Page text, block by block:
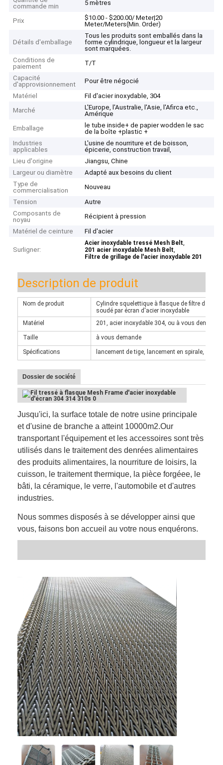
Aperçu
Produits
A propos de nous
commande min
5 mètres
Prix
$10.00 - $200.00/ Meter|20
Meter/Meters(Min. Order)
Détails d'emballage
Tous les produits sont emballés dans la
forme cylindrique, longueur et la largeur
sont marquées.
Conditions de
paiement
T/T
Capacité
d'approvisionnement
Pour être négocié
Matériel
Fil d'acier inoxydable, 304
Marché
L'Europe, l'Australie, l'Asie, l'Afirca etc.,
Amérique
Emballage
le tube inside+ de papier wodden le sac
de la boîte +plastic +
Industries
applicables
L'usine de nourriture et de boisson,
épicerie, construction travail,
Lieu d'origine
Jiangsu, Chine
Largeur ou diamètre
Adapté aux besoins du client
Type de
commercialisation
Nouveau
Tension
Autre
Composants de
noyau
Récipient à pression
Matériel de ceinture
Fil d'acier
Surligner:
Acier inoxydable tressé Mesh Belt,
201 acier inoxydable Mesh Belt,
Filtre de grillage de l'acier inoxydable 201
Description de produit
Nom de produit
Cylindre squelettique à flasque de filtre de
soudé par écran d'acier inoxydable
Matériel
201, acier inoxydable 304, ou à vous demande
Taille à vous demande
Spécifications lancement de tige, lancement en spirale,
Dossier de société
Jusqu'ici, la surface totale de notre usine principale
et d'usine de branche a atteint 10000m2.Our
transportant l'équipement et les accessoires sont très
utilisés dans le traitement des denrées alimentaires
des produits alimentaires, la nourriture de loisirs, la
cuisson, le traitement thermique, la pièce forgéee, le
bâti, la céramique, le verre, l'automobile et d'autres
industries.
Nous sommes disposés à se développer ainsi que
vous, faisons bon accueil au votre nous enquérons.